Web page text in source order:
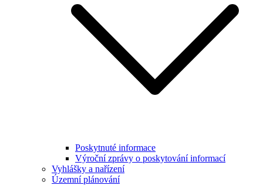
Poskytnuté informace
Výroční zprávy o poskytování informací
Vyhlášky a nařízení
Územní plánování